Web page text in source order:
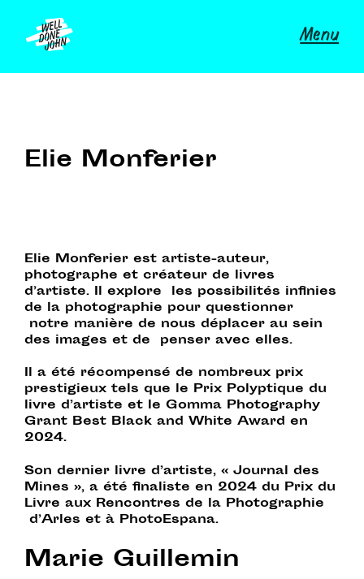
content
Menu
Archives :Mentors
Elie Monferier
Elie Monferier est artiste-auteur,
photographe et créateur de livres
d’artiste. Il explore les possibilités infinies
de la photographie pour questionner
notre manière de nous déplacer au sein
des images et de penser avec elles.
Il a été récompensé de nombreux prix
prestigieux tels que le Prix Polyptique du
livre d’artiste et le Gomma Photography
Grant Best Black and White Award en
2024.
Son dernier livre d’artiste, « Journal des
Mines », a été finaliste en 2024 du Prix du
Livre aux Rencontres de la Photographie
d’Arles et à PhotoEspana.
Marie Guillemin